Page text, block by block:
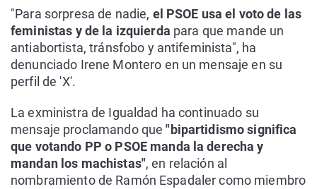
"Para sorpresa de nadie, el PSOE usa el voto de las
feministas y de la izquierda para que mande un
antiabortista, tránsfobo y antifeminista", ha
denunciado Irene Montero en un mensaje en su
perfil de 'X'.
La exministra de Igualdad ha continuado su
mensaje proclamando que"bipartidismo significa
que votando PP o PSOE manda la derecha y
mandan los machistas", en relación al
nombramiento de Ramón Espadaler como miembro